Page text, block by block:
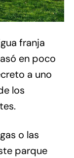
franja
en poco
a uno
los
o las
parque